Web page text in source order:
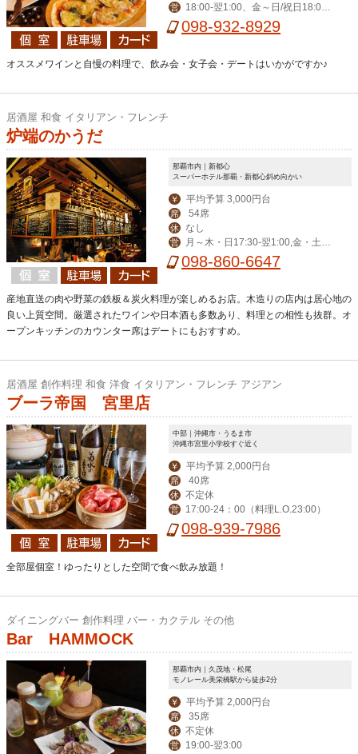
営
18:00‐翌1:00、金～日/祝日18:00-
翌2:00
098-932-8929
オススメワインと自慢の料理で、飲み会・女子会・デートはいかがですか♪
居酒屋 和食 イタリアン・フレンチ
炉端のかうだ
那覇市内｜新都心
スーパーホテル那覇・新都心斜め向かい
￥ 平均予算 3,000円台
席 54席
休 なし
営
月～木・日17:30-翌1:00,金・土・
祝前17:30-翌2:00
098-860-6647
産地直送の肉や野菜の鉄板＆炭火料理が楽しめるお店。木造りの店内は居心地の
良い上質空間。厳選されたワインや日本酒も多数あり、料理との相性も抜群。オ
ープンキッチンのカウンター席はデートにもおすすめ。
居酒屋 創作料理 和食 洋食 イタリアン・フレンチ アジアン
ブーラ帝国 宮里店
中部｜沖縄市・うるま市
沖縄市宮里小学校すぐ近く
￥ 平均予算 2,000円台
席 40席
休 不定休
営 17:00-24：00（料理L.O.23:00）
098-939-7986
全部屋個室！ゆったりとした空間で食べ飲み放題！
ダイニングバー 創作料理 バー・カクテル その他
Bar HAMMOCK
那覇市内｜久茂地・松尾
モノレール美栄橋駅から徒歩2分
￥ 平均予算 2,000円台
席 35席
休 不定休
営 19:00-翌3:00